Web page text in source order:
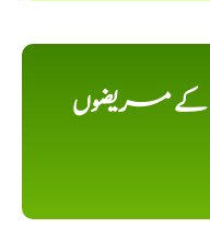
کے مریضوں